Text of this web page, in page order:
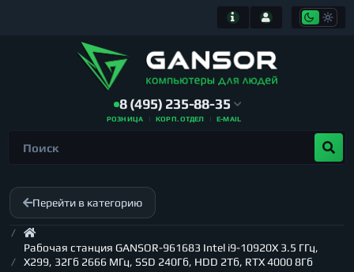
8 (495) 235-88-35
РОЗНИЦА КОРП. ОТДЕЛ E-MAIL
Перейти в категорию
Рабочая станция GANSOR-961683 Intel i9-10920X 3.5 ГГц,
X299, 32Гб 2666 МГц, SSD 240Гб, HDD 2Тб, RTX 4000 8Гб